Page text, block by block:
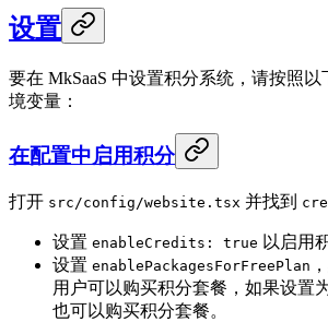
设置
要在 MkSaaS 中设置积分系统，请按照
境变量：
在配置中启用积分
打开 src/config/website.tsx 并找到
设置 enableCredits: true 以启用
设置 enablePackagesForFreePlan
用户可以购买积分套餐，如果设置
也可以购买积分套餐。